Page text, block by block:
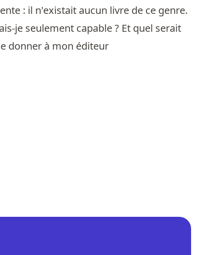
: il n'existait aucun livre de ce genre.
je seulement capable ? Et quel serait
donner à mon éditeur